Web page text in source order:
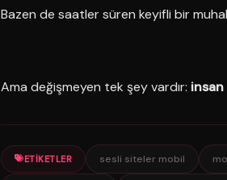
Bazen de saatler süren keyifli bir
Ama değişmeyen tek şey vardır:
ETIKETLER sesli siteler mobil